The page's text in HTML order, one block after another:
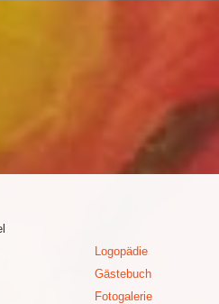
Logopädie
Gästebuch